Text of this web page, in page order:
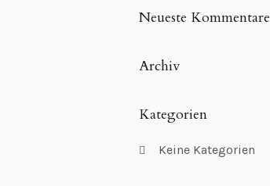
Neueste Kommentare
Archiv
Kategorien
Keine Kategorien